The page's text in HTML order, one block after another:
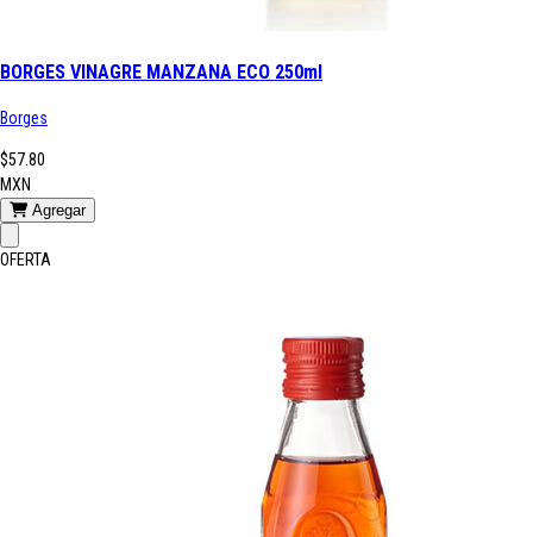
BORGES VINAGRE MANZANA ECO 250ml
Borges
$57.80
MXN
Agregar
OFERTA